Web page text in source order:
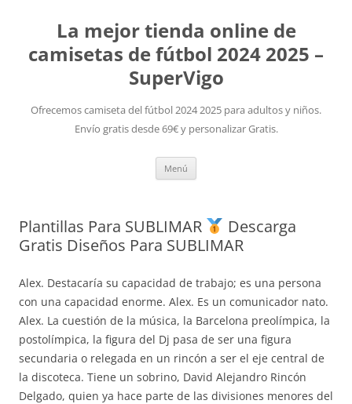
La mejor tienda online de
camisetas de fútbol 2024 2025 –
SuperVigo
Ofrecemos camiseta del fútbol 2024 2025 para adultos y niños.
Envío gratis desde 69€ y personalizar Gratis.
Menú
Plantillas Para SUBLIMAR
Descarga
Gratis Diseños Para SUBLIMAR
Alex. Destacaría su capacidad de trabajo; es una persona
con una capacidad enorme. Alex. Es un comunicador nato.
Alex. La cuestión de la música, la Barcelona preolímpica, la
postolímpica, la figura del Dj pasa de ser una figura
secundaria o relegada en un rincón a ser el eje central de
la discoteca. Tiene un sobrino, David Alejandro Rincón
Delgado, quien ya hace parte de las divisiones menores del